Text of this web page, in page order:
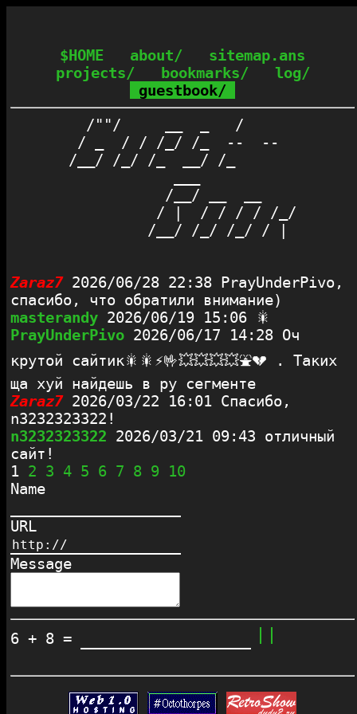
$HOME about/
sitemap.ans
projects/
bookmarks/
log/
guestbook/
  /""/     __  _   /
/ _  / / /_/ /_  --  --
/__/ /_/ /_  __/ /_
           /__/ __  __
          / |  / / / / /_/
Zaraz7 2026/06/28 22:38 PrayUnderPivo,
спасибо, что обратили внимание)
masterandy 2026/06/19 15:06
🎇
PrayUnderPivo 2026/06/17 14:28 Оч
крутой сайтик🎇🎇⚡🤟💥💥💥💥⛲💔 . Таких
ща хуй найдешь в ру сегменте
Zaraz7 2026/03/22 16:01 Спасибо,
n3232323322!
n3232323322 2026/03/21 09:43 отличный
сайт!
1 2 3 4 5 6 7 8 9
10
Name
URL
Message
6 + 8 =